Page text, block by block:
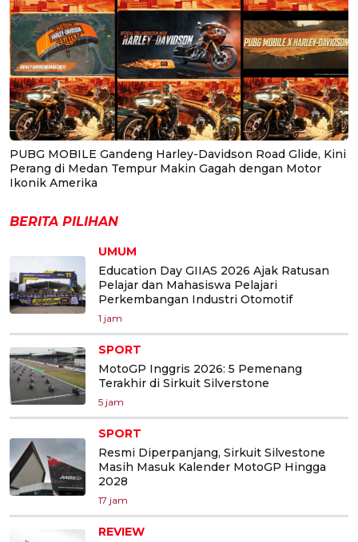
PUBG MOBILE Gandeng Harley-Davidson Road Glide, Kini
Perang di Medan Tempur Makin Gagah dengan Motor
Ikonik Amerika
BERITA PILIHAN
UMUM
Education Day GIIAS 2026 Ajak Ratusan
Pelajar dan Mahasiswa Pelajari
Perkembangan Industri Otomotif
1 jam
SPORT
MotoGP Inggris 2026: 5 Pemenang
Terakhir di Sirkuit Silverstone
5 jam
SPORT
Resmi Diperpanjang, Sirkuit Silvestone
Masih Masuk Kalender MotoGP Hingga
2028
17 jam
REVIEW